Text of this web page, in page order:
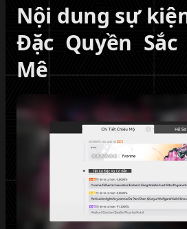
Nội dung sự
Đặc Quyền
Mê